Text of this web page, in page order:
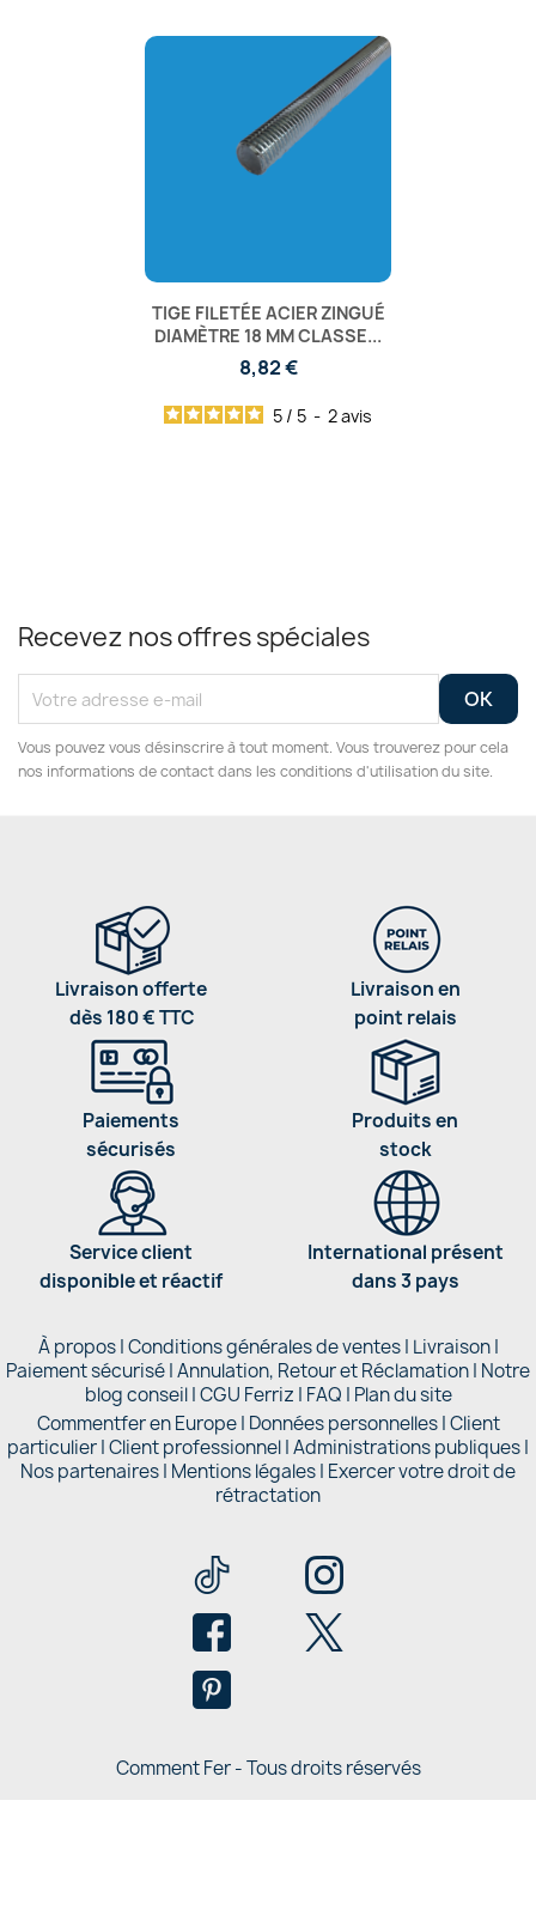
TIGE FILETÉE ACIER ZINGUÉ
DIAMÈTRE 18 MM CLASSE...
8,82 €
5 / 5 - 2avis
Recevez nos offres spéciales
Vous pouvez vous désinscrire à tout moment. Vous trouverez pour cela
nos informations de contact dans les conditions d'utilisation du site.
Livraison offerte
dès 180 € TTC
Livraison en
point relais
Paiements
sécurisés
Produits en
stock
Service client
disponible et réactif
International présent
dans 3 pays
À propos|Conditions générales de ventes| Livraison|
Paiement sécurisé|Annulation, Retour et Réclamation| Notre
blog conseil|CGU Ferriz | FAQ | Plan du site
Commentfer en Europe| Données personnelles|Client
particulier|Client professionnel|Administrations publiques|
Nos partenaires | Mentions légales| Exercer votre droit de
rétractation
Comment Fer - Tous droits réservés